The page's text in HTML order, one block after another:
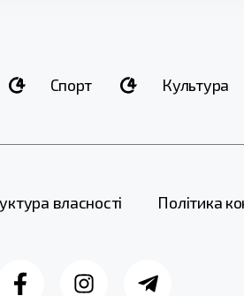
Спорт Культура
власності Політика